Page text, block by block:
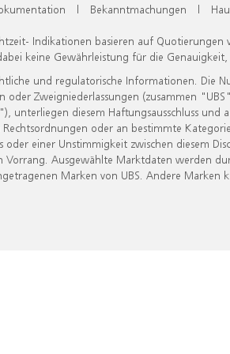
| Bekanntmachungen |
Indikationen basieren auf
keine Gewährleistung für die
und regulatorische Informationen. Die
oder Zweigniederlassungen (zusammen
unterliegen diesem Haftungsausschluss
oder an bestimmte
oder einer Unstimmigkeit zwischen diesem
Vorrang. Ausgewählte Marktdaten werden
Marken von UBS. Andere Marken